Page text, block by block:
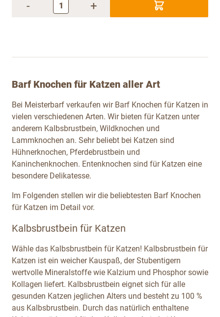
- +
Barf Knochen für Katzen aller Art
Bei Meisterbarf verkaufen wir Barf Knochen für Katzen in
vielen verschiedenen Arten. Wir bieten für Katzen unter
anderem Kalbsbrustbein, Wildknochen und
Lammknochen an. Sehr beliebt bei Katzen sind
Hühnerknochen, Pferdebrustbein und
Kaninchenknochen. Entenknochen sind für Katzen eine
besondere Delikatesse.
Im Folgenden stellen wir die beliebtesten Barf Knochen
für Katzen im Detail vor.
Kalbsbrustbein für Katzen
Wähle das Kalbsbrustbein für Katzen! Kalbsbrustbein für
Katzen ist ein weicher Kauspaß, der Stubentigern
wertvolle Mineralstoffe wie Kalzium und Phosphor sowie
Kollagen liefert. Kalbsbrustbein eignet sich für alle
gesunden Katzen jeglichen Alters und besteht zu 100 %
aus Kalbsbrustbein. Durch das natürlich enthaltene